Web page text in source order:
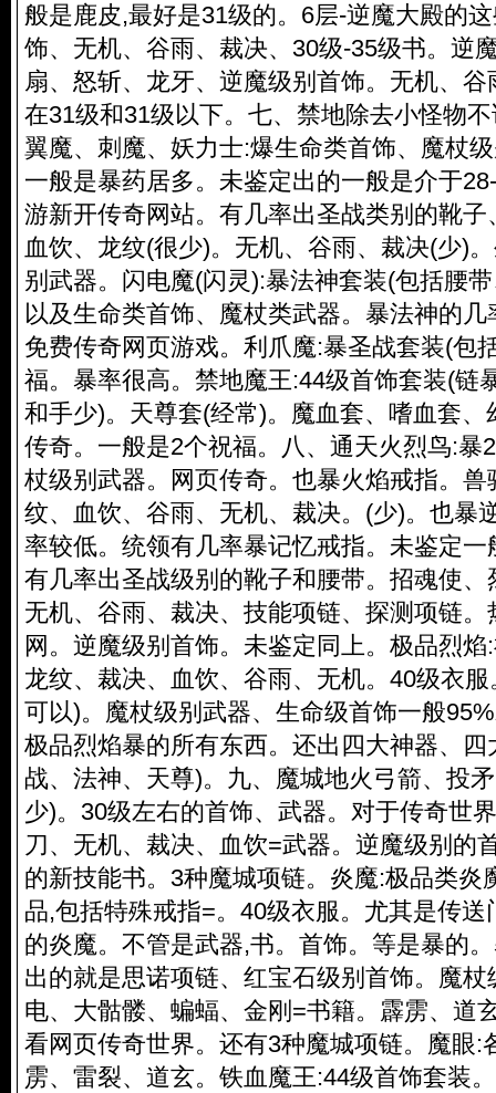
般是鹿皮,最好是31级的。6层-逆魔大殿的
饰、无机、谷雨、裁决、30级-35级书。逆
扇、怒斩、龙牙、逆魔级别首饰。无机、
在31级和31级以下。七、禁地除去小怪物
翼魔、刺魔、妖力士:爆生命类首饰、魔杖
一般是暴药居多。未鉴定出的一般是介于
游新开传奇网站。有几率出圣战类别的靴
血饮、龙纹(很少)。无机、谷雨、裁决(少)
别武器。闪电魔(闪灵):暴法神套装(包括腰
以及生命类首饰、魔杖类武器。暴法神的
免费传奇网页游戏。利爪魔:暴圣战套装(包
福。暴率很高。禁地魔王:44级首饰套装(链
和手少)。天尊套(经常)。魔血套、嗜血套
传奇。一般是2个祝福。八、通天火烈鸟:暴
杖级别武器。网页传奇。也暴火焰戒指。
纹、血饮、谷雨、无机、裁决。(少)。也暴
率较低。统领有几率暴记忆戒指。未鉴定一
有几率出圣战级别的靴子和腰带。招魂使
无机、谷雨、裁决、技能项链、探测项链
网。逆魔级别首饰。未鉴定同上。极品烈
龙纹、裁决、血饮、谷雨、无机。40级衣
可以)。魔杖级别武器、生命级首饰一般
极品烈焰暴的所有东西。还出四大神器、
战、法神、天尊)。九、魔城地火弓箭、投
少)。30级左右的首饰、武器。对于传奇世
刀、无机、裁决、血饮=武器。逆魔级别的
的新技能书。3种魔城项链。炎魔:极品类炎
品,包括特殊戒指=。40级衣服。尤其是传送
的炎魔。不管是武器,书。首饰。等是暴的
出的就是思诺项链、红宝石级别首饰。魔
电、大骷髅、蝙蝠、金刚=书籍。霹雳、道
看网页传奇世界。还有3种魔城项链。魔眼:
雳、雷裂、道玄。铁血魔王:44级首饰套装